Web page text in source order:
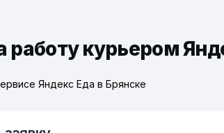
работу курьером
Яндекс Еда в Брянске